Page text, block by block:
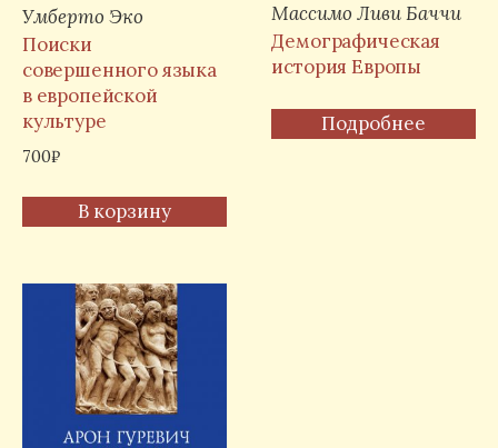
Умберто Эко
Поиски
совершенного языка
в европейской
культуре
700₽
В корзину
Массимо Ливи Баччи
Демографическая
история Европы
Подробнее